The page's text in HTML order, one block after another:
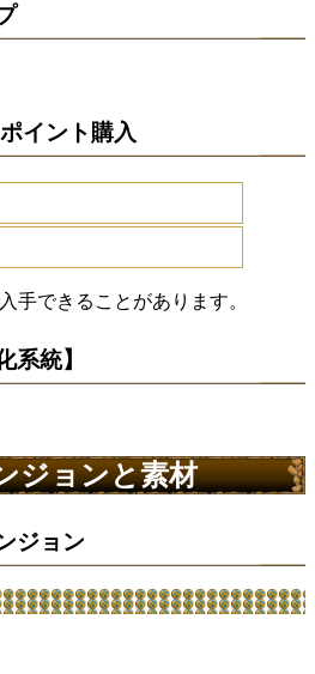
イント購入
手できることがあります。
系統】
ジョンと素材
ジョン